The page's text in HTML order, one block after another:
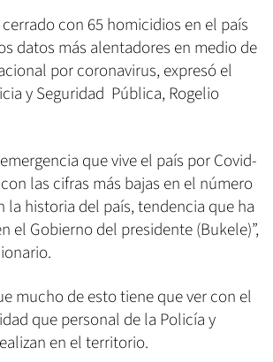
con 65 homicidios en el país
datos más alentadores en medio de
por coronavirus, expresó el
y Seguridad Pública, Rogelio
que vive el país por Covid-
las cifras más bajas en el número
la historia del país, tendencia que ha
el Gobierno del presidente (Bukele)”,
mucho de esto tiene que ver con el
que personal de la Policía y
en el territorio.